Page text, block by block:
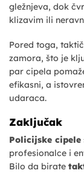
gležnjeva, dok
klizavim ili
Pored toga,
zamora, što je
par cipela
efikasni, a
udaraca.
Zaključak
Policijske cipele
profesionalce i
Bilo da birate